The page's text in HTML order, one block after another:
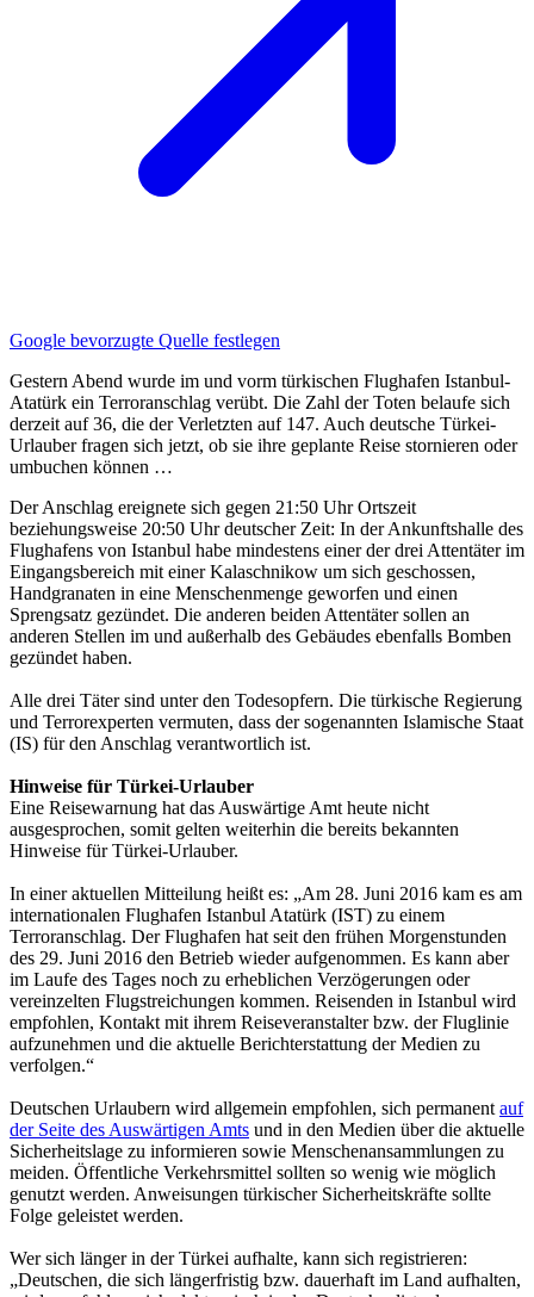
Google bevorzugte Quelle festlegen
Gestern Abend wurde im und vorm türkischen Flughafen Istanbul-
Atatürk ein Terroranschlag verübt. Die Zahl der Toten belaufe sich
derzeit auf 36, die der Verletzten auf 147. Auch deutsche Türkei-
Urlauber fragen sich jetzt, ob sie ihre geplante Reise stornieren oder
umbuchen können …
Der Anschlag ereignete sich gegen 21:50 Uhr Ortszeit
beziehungsweise 20:50 Uhr deutscher Zeit: In der Ankunftshalle des
Flughafens von Istanbul habe mindestens einer der drei Attentäter im
Eingangsbereich mit einer Kalaschnikow um sich geschossen,
Handgranaten in eine Menschenmenge geworfen und einen
Sprengsatz gezündet. Die anderen beiden Attentäter sollen an
anderen Stellen im und außerhalb des Gebäudes ebenfalls Bomben
gezündet haben.
Alle drei Täter sind unter den Todesopfern. Die türkische Regierung
und Terrorexperten vermuten, dass der sogenannten Islamische Staat
(IS) für den Anschlag verantwortlich ist.
Hinweise für Türkei-Urlauber
Eine Reisewarnung hat das Auswärtige Amt heute nicht
ausgesprochen, somit gelten weiterhin die bereits bekannten
Hinweise für Türkei-Urlauber.
In einer aktuellen Mitteilung heißt es: „Am 28. Juni 2016 kam es am
internationalen Flughafen Istanbul Atatürk (IST) zu einem
Terroranschlag. Der Flughafen hat seit den frühen Morgenstunden
des 29. Juni 2016 den Betrieb wieder aufgenommen. Es kann aber
im Laufe des Tages noch zu erheblichen Verzögerungen oder
vereinzelten Flugstreichungen kommen. Reisenden in Istanbul wird
empfohlen, Kontakt mit ihrem Reiseveranstalter bzw. der Fluglinie
aufzunehmen und die aktuelle Berichterstattung der Medien zu
verfolgen.“
Deutschen Urlaubern wird allgemein empfohlen, sich permanent auf
der Seite des Auswärtigen Amts und in den Medien über die aktuelle
Sicherheitslage zu informieren sowie Menschenansammlungen zu
meiden. Öffentliche Verkehrsmittel sollten so wenig wie möglich
genutzt werden. Anweisungen türkischer Sicherheitskräfte sollte
Folge geleistet werden.
Wer sich länger in der Türkei aufhalte, kann sich registrieren:
„Deutschen, die sich längerfristig bzw. dauerhaft im Land aufhalten,